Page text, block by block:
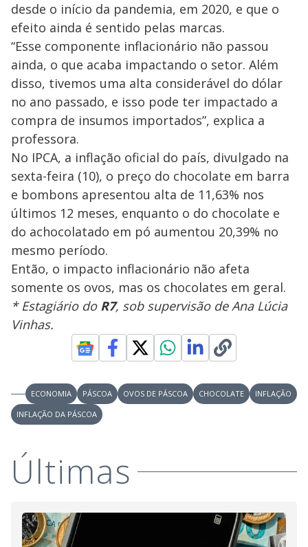
desde o início da pandemia, em 2020, e que o
efeito ainda é sentido pelas marcas.
“Esse componente inflacionário não passou
ainda, o que acaba impactando o setor. Além
disso, tivemos uma alta considerável do dólar
no ano passado, e isso pode ter impactado a
compra de insumos importados”, explica a
professora.
No IPCA, a inflação oficial do país, divulgado na
sexta-feira (10), o preço do chocolate em barra
e bombons apresentou alta de 11,63% nos
últimos 12 meses, enquanto o do chocolate e
do achocolatado em pó aumentou 20,39% no
mesmo período.
Então, o impacto inflacionário não afeta
somente os ovos, mas os chocolates em geral.
* Estagiário do R7, sob supervisão de Ana Lúcia
Vinhas.
ECONOMIA PÁSCOA OVOS DE PÁSCOA CHOCOLATE
INFLAÇÃO
INFLAÇÃO DA PÁSCOA
Últimas